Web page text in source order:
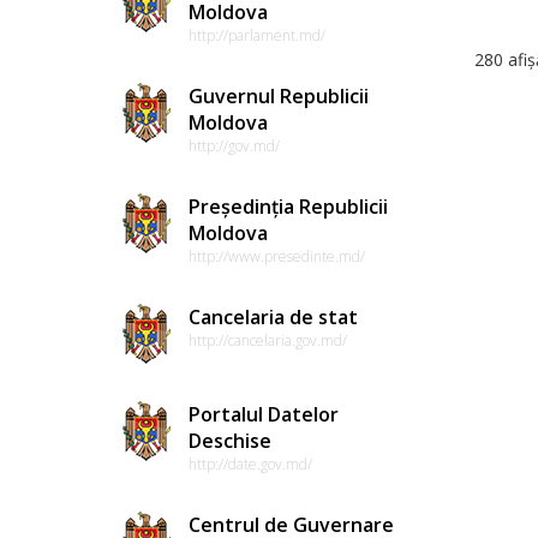
Moldova
http://parlament.md/
Guvernul Republicii
Moldova
http://gov.md/
Președinția Republicii
Moldova
http://www.presedinte.md/
Cancelaria de stat
http://cancelaria.gov.md/
Portalul Datelor
Deschise
http://date.gov.md/
Centrul de Guvernare
280